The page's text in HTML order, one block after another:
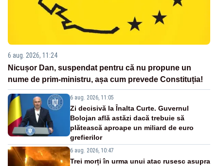
6 aug. 2026, 11:24
Nicușor Dan, suspendat pentru că nu propune un
nume de prim-ministru, așa cum prevede Constituția!
6 aug. 2026, 11:05
Zi decisivă la Înalta Curte. Guvernul
Bolojan află astăzi dacă trebuie să
plătească aproape un miliard de euro
grefierilor
6 aug. 2026, 10:47
Trei morți în urma unui atac rusesc asupra